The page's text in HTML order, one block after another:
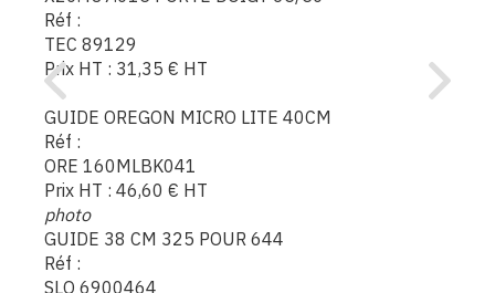
Réf :
TEC 89129
Prix HT : 31,35 € HT
GUIDE OREGON MICRO LITE 40CM
Réf :
ORE 160MLBK041
Prix HT : 46,60 € HT
photo
GUIDE 38 CM 325 POUR 644
Réf :
SLO 6900464